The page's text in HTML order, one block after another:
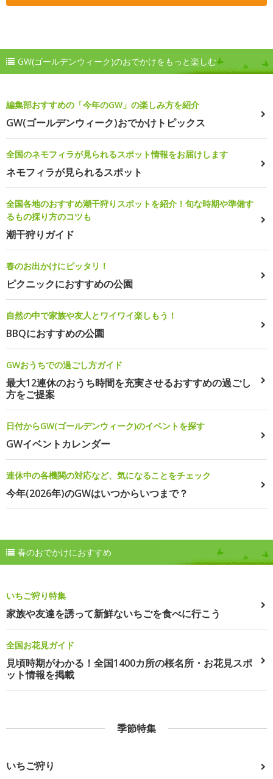
GW(ゴールデンウィーク)のおでかけをもっと楽しむ
編集部おすすめの「今年のGW」の楽しみ方を紹介
GW(ゴールデンウィーク)おでかけトピックス
全国のネモフィラが見られるスポット情報をお届けします
ネモフィラが見られるスポット
全国各地のおすすめ潮干狩りスポットを紹介！旬な時期や準備す
るもの採り方のコツも
潮干狩りガイド
春のお出かけにピッタリ！
ピクニックにおすすめの公園
自然の中で家族や友人とワイワイ楽しもう！
BBQにおすすめの公園
GWおうちでの過ごし方ガイド
最大12連休のおうち時間を充実させるおすすめの過ごし
方をご提案
日付からGW(ゴールデンウィーク)のイベントを探す
GWイベントカレンダー
連休中の各機関の対応など、気になることをチェック
今年(2026年)のGWはいつからいつまで？
春のおでかけにおすすめ
いちご狩り特集
家族や友達を誘って新鮮ないちごを食べに行こう
全国お花見ガイド
見頃時期がわかる！全国1400カ所の桜名所・お花見スポ
ット情報を掲載
季節特集
いちご狩り